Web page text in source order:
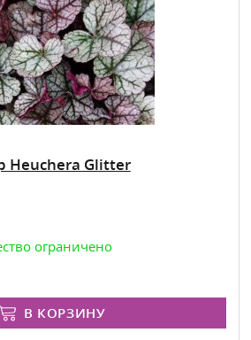
Heuchera Glitter
ограничено
В КОРЗИНУ